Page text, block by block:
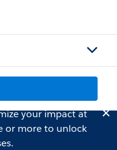
your impact at
or more to unlock